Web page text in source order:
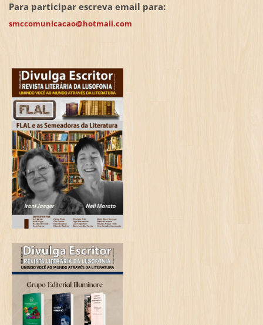
Para participar escreva email para:
smccomunicacao@hotmail.com